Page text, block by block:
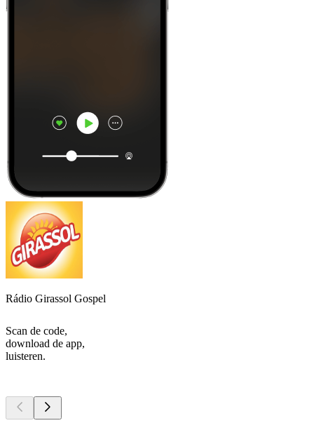
Rádio Girassol Gospel
Scan de code,
download de app,
luisteren.